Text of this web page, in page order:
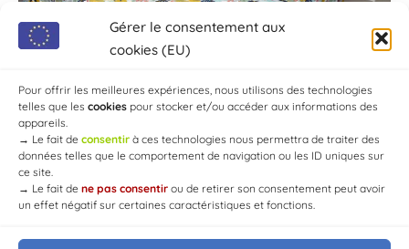
Gérer le consentement aux
cookies (EU)
Pour offrir les meilleures expériences, nous utilisons des technologies
telles que les cookies pour stocker et/ou accéder aux informations des
appareils.
→ Le fait de consentir à ces technologies nous permettra de traiter des
données telles que le comportement de navigation ou les ID uniques sur
ce site.
→ Le fait de ne pas consentir ou de retirer son consentement peut avoir
un effet négatif sur certaines caractéristiques et fonctions.